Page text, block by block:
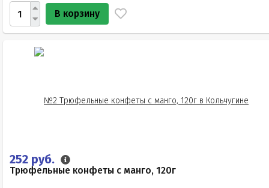
В корзину
252 руб.
Трюфельные конфеты с манго, 120г